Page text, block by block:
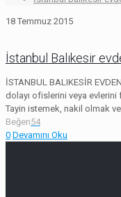
18 Temmuz 2015
İstanbul Balıkesir
İSTANBUL BALIKESİR
dolayı ofislerini veya evlerini
Tayin istemek, nakil olmak
Beğen54
0 Devamını Oku